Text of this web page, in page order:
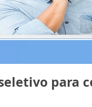
para